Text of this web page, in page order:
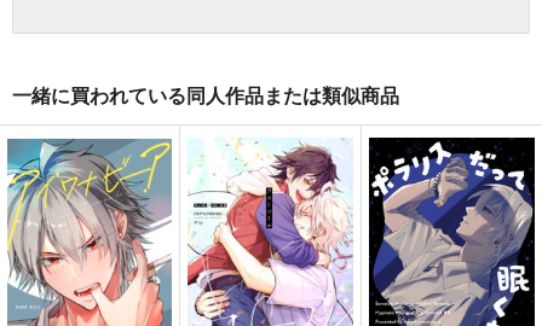
一緒に買われている同人作品または類似商品